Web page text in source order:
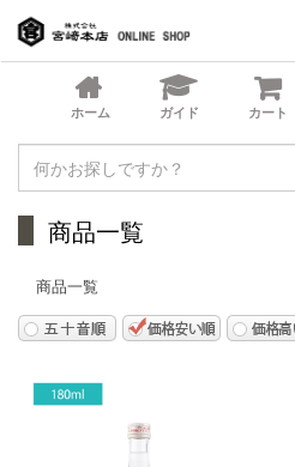
商品一覧
商品一覧